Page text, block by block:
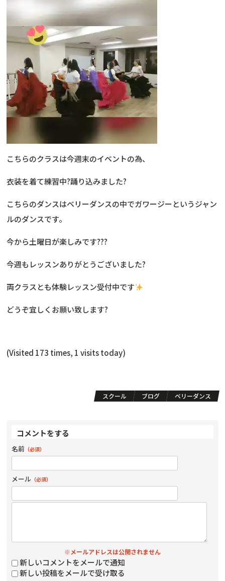
こちらのクラスは今週末のイベントの為、
衣装を着て練習中?踊り込みました?
こちらのダンスはベリーダンスの中でガワージーというジャン
ルのダンスです。
今から土曜日が楽しみです???
今週もレッスンありがとうございました?
両クラスとも体験レッスン受付中です
どうぞ宜しくお願い致します?
(Visited 173 times, 1 visits today)
スクール ブログ ベリーダンス
コメントをする
名前 （必須）
メール （必須）
※メールアドレスは公開されません
新しいコメントをメールで通知
新しい投稿をメールで受け取る